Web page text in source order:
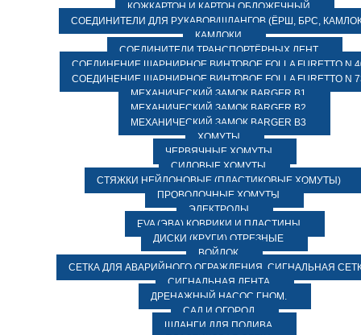
КОЖКАРТОН И КАРТОН ОБЛОЖЕЧНЫЙ
СОЕДИНИТЕЛИ ДЛЯ РУКАВОВ/ШЛАНГОВ (ЁРШ, БРС,
КАМЛОКИ
СОЕДИНИТЕЛИ ТРАНСПОРТЁРНЫХ ЛЕНТ
СОЕДИНЕНИЕ ШАРНИРНОЕ ВИНТОВОЕ FOLLA FURETTO N
СОЕДИНЕНИЕ ШАРНИРНОЕ ВИНТОВОЕ FOLLA FURETTO N
МЕХАНИЧЕСКИЙ ЗАМОК BARGER B1
МЕХАНИЧЕСКИЙ ЗАМОК BARGER B2
МЕХАНИЧЕСКИЙ ЗАМОК BARGER B3
ХОМУТЫ
ЧЕРВЯЧНЫЕ ХОМУТЫ
СИЛОВЫЕ ХОМУТЫ
СТЯЖКИ НЕЙЛОНОВЫЕ (ПЛАСТИКОВЫЕ ХОМУТЫ)
ПРОВОЛОЧНЫЕ ХОМУТЫ
ЭЛЕКТРОДЫ
EVA (ЭВА) КОВРИКИ И ПЛАСТИНЫ
ДИСКИ (КРУГИ) ОТРЕЗНЫЕ
ВОЙЛОК
СЕТКА ДЛЯ АВАРИЙНОГО ОГРАЖДЕНИЯ, СИГНАЛЬНАЯ
СИГНАЛЬНАЯ ЛЕНТА
ДРЕНАЖНЫЙ НАСОС ГНОМ.
САД И ОГОРОД
ШЛАНГИ ДЛЯ ПОЛИВА